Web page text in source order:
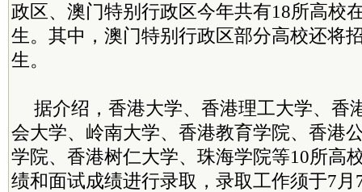
政区、澳门特别行政区今年共有18所高校
生。其中，澳门特别行政区部分高校还将
生。
据介绍，香港大学、香港理工大学、香
会大学、岭南大学、香港教育学院、香港
学院、香港树仁大学、珠海学院等10所高
绩和面试成绩进行录取，录取工作须于7月